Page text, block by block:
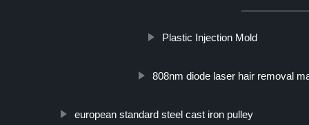
Plastic Injection Mold
808nm diode laser hair removal
european standard steel cast iron pulley